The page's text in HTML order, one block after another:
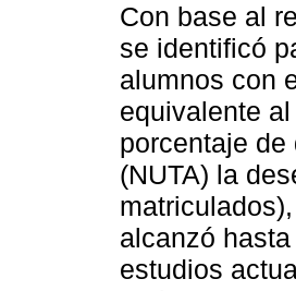
Con base al
se identificó
alumnos con
equivalente
porcentaje
(NUTA) la
alcanzó
estudios